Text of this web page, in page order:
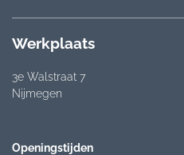
Werkplaats
3e Walstraat 7
Nijmegen
Openingstijden